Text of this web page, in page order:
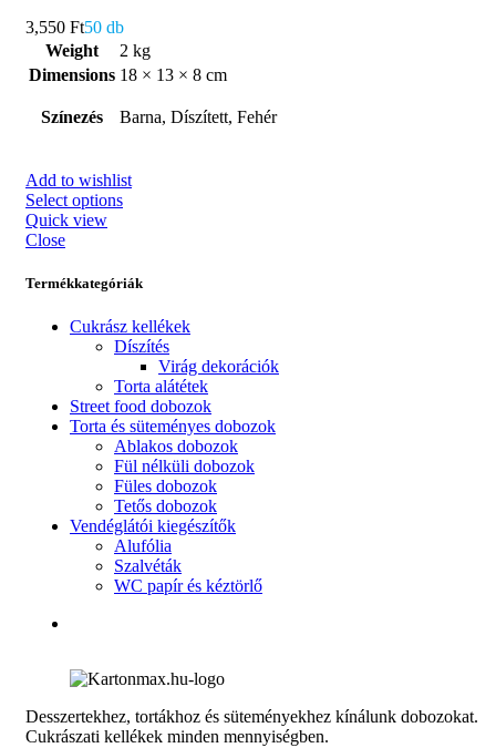
Close
Termékkategóriák
Cukrász kellékek
Díszítés
Virág dekorációk
Torta alátétek
Street food dobozok
Torta és süteményes dobozok
Ablakos dobozok
Fül nélküli dobozok
Füles dobozok
Tetős dobozok
Vendéglátói kiegészítők
Alufólia
Szalvéták
WC papír és kéztörlő
3,550 Ft50 db
Weight
2 kg
Dimensions 18 × 13 × 8 cm
Színezés Barna, Díszített, Fehér
Add to wishlist
Select options
Quick view
Desszertekhez, tortákhoz és süteményekhez kínálunk dobozokat.
Cukrászati kellékek minden mennyiségben.